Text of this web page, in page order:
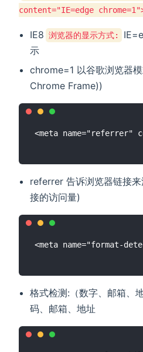
content="IE=edge
IE8 浏览器的显示方式:
示
chrome=1 以谷歌浏览器
Chrome Frame))
referrer 告诉浏览器链接
接的访问量)
格式检测:（数字、邮箱、
码、邮箱、地址